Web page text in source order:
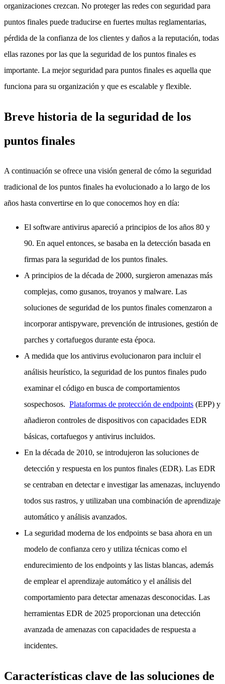
organizaciones crezcan. No proteger las redes con seguridad para
puntos finales puede traducirse en fuertes multas reglamentarias,
pérdida de la confianza de los clientes y daños a la reputación, todas
ellas razones por las que la seguridad de los puntos finales es
importante. La mejor seguridad para puntos finales es aquella que
funciona para su organización y que es escalable y flexible.
Breve historia de la seguridad de los
puntos finales
A continuación se ofrece una visión general de cómo la seguridad
tradicional de los puntos finales ha evolucionado a lo largo de los
años hasta convertirse en lo que conocemos hoy en día:
El software antivirus apareció a principios de los años 80 y
90. En aquel entonces, se basaba en la detección basada en
firmas para la seguridad de los puntos finales.
A principios de la década de 2000, surgieron amenazas más
complejas, como gusanos, troyanos y malware. Las
soluciones de seguridad de los puntos finales comenzaron a
incorporar antispyware, prevención de intrusiones, gestión de
parches y cortafuegos durante esta época.
A medida que los antivirus evolucionaron para incluir el
análisis heurístico, la seguridad de los puntos finales pudo
examinar el código en busca de comportamientos
sospechosos. Plataformas de protección de endpoints (EPP) y
añadieron controles de dispositivos con capacidades EDR
básicas, cortafuegos y antivirus incluidos.
En la década de 2010, se introdujeron las soluciones de
detección y respuesta en los puntos finales (EDR). Las EDR
se centraban en detectar e investigar las amenazas, incluyendo
todos sus rastros, y utilizaban una combinación de aprendizaje
automático y análisis avanzados.
La seguridad moderna de los endpoints se basa ahora en un
modelo de confianza cero y utiliza técnicas como el
endurecimiento de los endpoints y las listas blancas, además
de emplear el aprendizaje automático y el análisis del
comportamiento para detectar amenazas desconocidas. Las
herramientas EDR de 2025 proporcionan una detección
avanzada de amenazas con capacidades de respuesta a
incidentes.
Características clave de las soluciones de